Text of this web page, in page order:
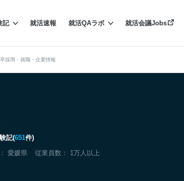
記 就活速報 就活QAラボ 就活会議Jobs
採用・就職・企業情報
記(651件)
愛媛県 従業員数： 1万人以上